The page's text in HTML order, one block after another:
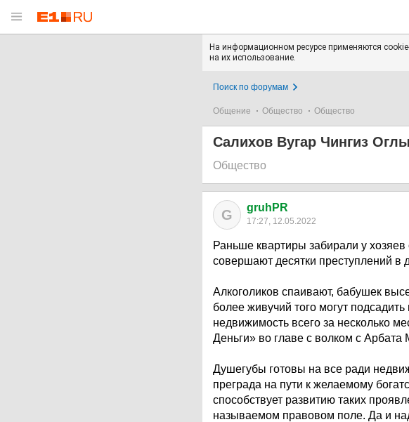
На информационном ресурсе применяются
на их использование.
Поиск по форумам
Общение Общество Общество
Салихов Вугар Чингиз
Общество
G gruhPR
17:27, 12.05.2022
Раньше квартиры забирали у
совершают десятки преступлений
Алкоголиков спаивают, бабушек
более живучий того могут
недвижимость всего за несколько
Деньги» во главе с волком с
Душегубы готовы на все ради
преграда на пути к желаемому
способствует развитию таких
называемом правовом поле. Да и